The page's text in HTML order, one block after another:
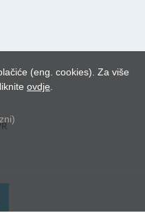
(eng. cookies). Za više
ovdje